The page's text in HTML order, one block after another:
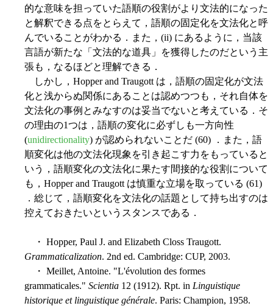
的な意味を担っていた語順の役割がより文法的になった
と解釈できる点をとらえて，語順の固定化を文法化と呼
んでいることがわかる．また，(ii) にあるように，当該
言語が新たな「文法的な道具」を獲得したのだという主
張も，なるほどと理解できる．
しかし，Hopper and Traugott は，語順の固定化が文法
化と浅からぬ関係にあることは認めつつも，それ自体を
文法化の事例とみなすのは妥当でないと考えている．そ
の理由の1つは，語順の変化に必ずしも一方向性
(unidirectionality) が認められないことだ (60) ．また，語
順変化は他の文法化現象を引き起こす力をもっていると
いう，語順変化の文法化に果たす間接的な役割について
も，Hopper and Traugott は慎重な立場を取っている (61)
．総じて，語順変化を文法化の話題として持ち出すのは
控えておきたいというスタンスである．
・ Hopper, Paul J. and Elizabeth Closs Traugott.
Grammaticalization. 2nd ed. Cambridge: CUP, 2003.
・ Meillet, Antoine. "L'évolution des formes
grammaticales." Scientia 12 (1912). Rpt. in Linguistique
historique et linguistique générale. Paris: Champion, 1958.